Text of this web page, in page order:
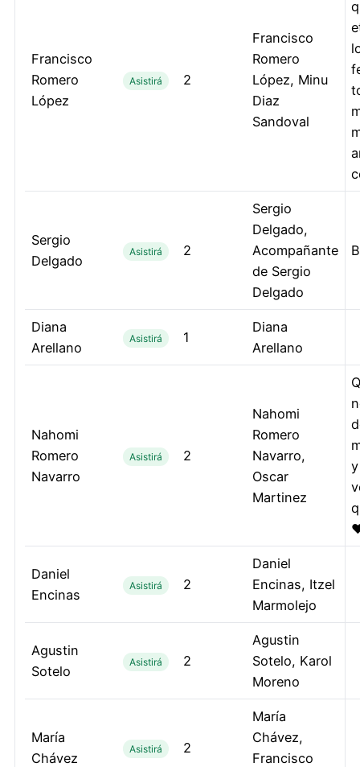
Francisco
Romero
López
Asistirá 2
Francisco
Romero
López, Minu
Diaz
Sandoval
Sergio
Delgado
Asistirá 2
Sergio
Delgado,
Acompañante
de Sergio
Delgado
Diana
Arellano
Asistirá 1
Diana
Arellano
Nahomi
Romero
Navarro
Asistirá 2
Nahomi
Romero
Navarro,
Oscar
Martinez
Daniel
Encinas
Asistirá 2
Daniel
Encinas, Itzel
Marmolejo
Agustin
Sotelo
Asistirá 2
Agustin
Sotelo, Karol
Moreno
María
Chávez
Asistirá 2
María
Chávez,
Francisco